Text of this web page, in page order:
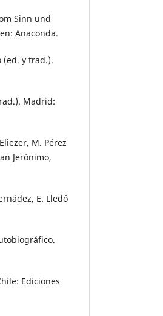
Sinn und
Anaconda.
(ed. y trad.).
Madrid:
M. Pérez
Jerónimo,
E. Lledó
Ediciones